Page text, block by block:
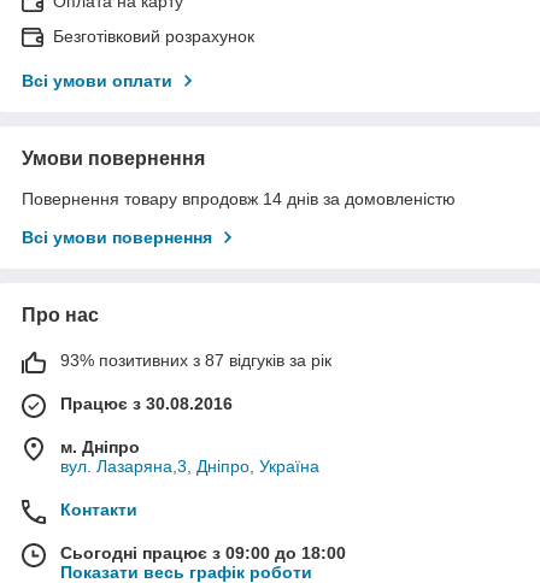
Безготівковий розрахунок
Всі умови оплати
Умови повернення
Повернення товару впродовж 14 днів за домовленістю
Всі умови повернення
Про нас
93% позитивних з 87 відгуків за рік
Працює з 30.08.2016
м. Дніпро
вул. Лазаряна,3, Дніпро, Україна
Контакти
Сьогодні працює з 09:00 до 18:00
Показати весь графік роботи